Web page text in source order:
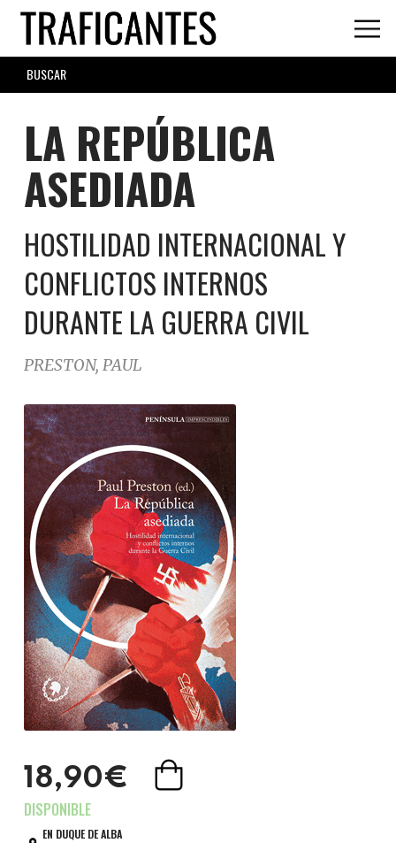
Skip
main
content
SEARCH
FORM
LA REPÚBLICA
ASEDIADA
HOSTILIDAD INTERNACIONAL Y
CONFLICTOS INTERNOS
DURANTE LA GUERRA CIVIL
PRESTON, PAUL
18,90€
EN DUQUE DE ALBA